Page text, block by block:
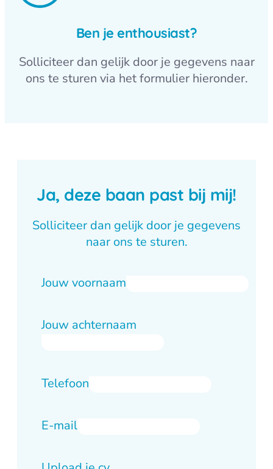
Ben je enthousiast?
Solliciteer dan gelijk door je gegevens naar
ons te sturen via het formulier hieronder.
Ja, deze baan past bij mij!
Solliciteer dan gelijk door je gegevens
naar ons te sturen.
Jouw voornaam
Jouw achternaam
Telefoon
E-mail